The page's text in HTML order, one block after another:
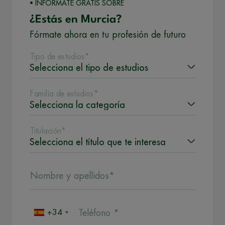
• INFÓRMATE GRATIS SOBRE
¿Estás en Murcia?
Fórmate ahora en tu profesión de futuro
Tipo de estudios*
Familia de estudios*
Titulación*
Nombre y apellidos*
+34 Teléfono *